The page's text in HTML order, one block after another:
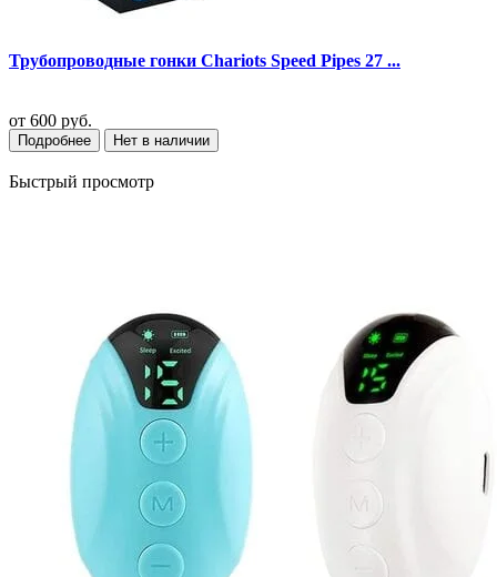
Трубопроводные гонки Chariots Speed Pipes 27 ...
от 600 руб.
Подробнее Нет в наличии
Быстрый просмотр